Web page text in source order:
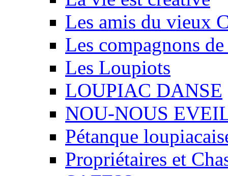
Les amis du vieux
Les compagnons
Les Loupiots
LOUPIAC DANSE
NOU-NOUS
Pétanque
Propriétaires et